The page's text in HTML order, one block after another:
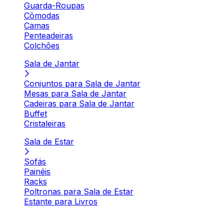
Guarda-Roupas
Cômodas
Camas
Penteadeiras
Colchões
Sala de Jantar
Conjuntos para Sala de Jantar
Mesas para Sala de Jantar
Cadeiras para Sala de Jantar
Buffet
Cristaleiras
Sala de Estar
Sofás
Painéis
Racks
Poltronas para Sala de Estar
Estante para Livros